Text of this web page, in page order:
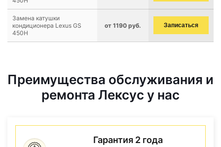
Замена катушки
кондиционера Lexus GS
450H
от 1190 руб. Записаться
Преимущества обслуживания и
ремонта Лексус у нас
Гарантия 2 года